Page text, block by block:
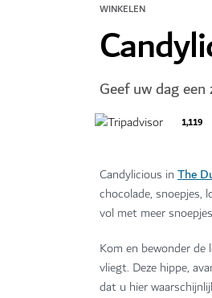
WINKELEN
Geef uw dag
1,119
Candylicious in The
chocolade, snoepjes,
vol met meer
Kom en bewonder
vliegt. Deze hippe,
dat u hier